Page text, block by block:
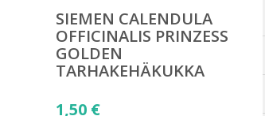
SIEMEN CALENDULA
OFFICINALIS PRINZESS
GOLDEN
TARHAKEHÄKUKKA
1,50 €